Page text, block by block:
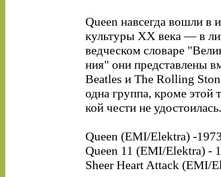
Queen навсегда вошли в
культуры XX века — в
ведческом словаре
ния" они представлены
Beatles и The Rolling
одна группа, кроме этой
кой чести не
Queen (EMI/Elektra) -
Queen 11 (EMI/Elektra) -
Sheer Heart Attack (EMI/